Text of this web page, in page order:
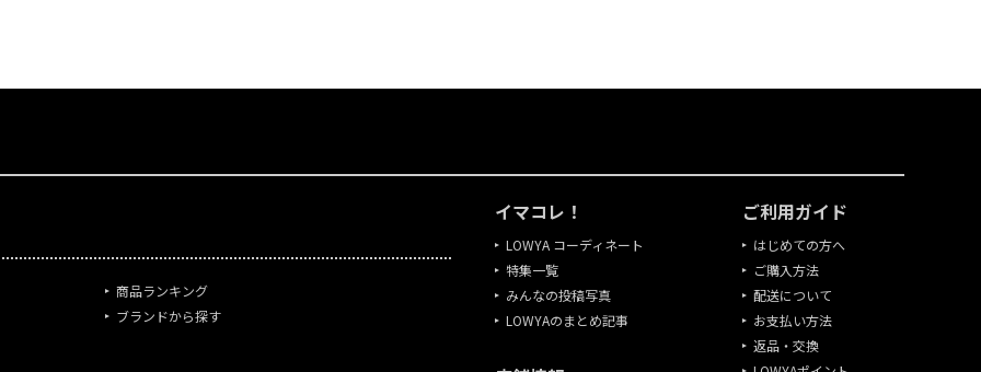
商品ランキング
ブランドから探す
イマコレ！
LOWYA コーディネート
特集一覧
みんなの投稿写真
LOWYAのまとめ記事
ご利用ガイド
はじめての方へ
ご購入方法
配送について
お支払い方法
返品・交換